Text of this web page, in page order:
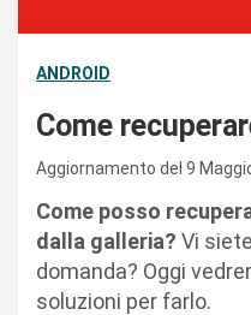
ANDROID
Come
Aggiornamento del 9
Come posso
dalla galleria? Vi
domanda? Oggi
soluzioni per farlo.